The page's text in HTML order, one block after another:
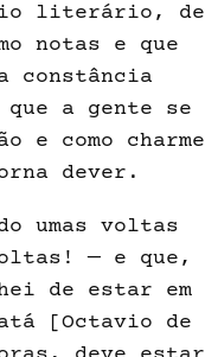
literário, de
notas e que
constância
a gente se
e como charme
dever.
umas voltas
— e que,
de estar em
[Octavio de